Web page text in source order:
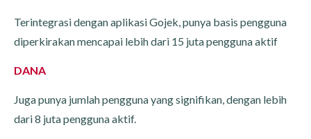
Terintegrasi dengan aplikasi Gojek, punya basis pengguna
diperkirakan mencapai lebih dari 15 juta pengguna aktif
DANA
Juga punya jumlah pengguna yang signifikan, dengan lebih
dari 8 juta pengguna aktif.